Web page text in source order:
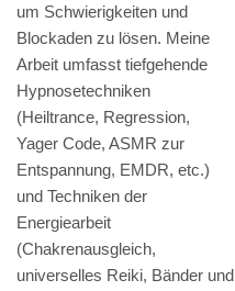
um Schwierigkeiten und
Blockaden zu lösen. Meine
Arbeit umfasst tiefgehende
Hypnosetechniken
(Heiltrance, Regression,
Yager Code, ASMR zur
Entspannung, EMDR, etc.)
und Techniken der
Energiearbeit
(Chakrenausgleich,
universelles Reiki, Bänder und